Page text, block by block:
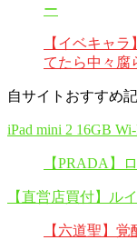
ー
【イベキャ
てたら中々腐
自サイトおすすめ
iPad mini 2 16GB
【PRADA】
【直営店買付】ル
【六道聖】